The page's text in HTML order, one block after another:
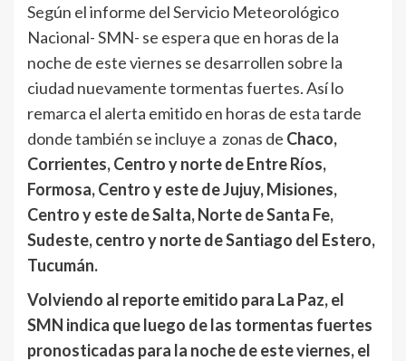
Según el informe del Servicio Meteorológico
Nacional- SMN- se espera que en horas de la
noche de este viernes se desarrollen sobre la
ciudad nuevamente tormentas fuertes. Así lo
remarca el alerta emitido en horas de esta tarde
donde también se incluye a zonas de Chaco,
Corrientes, Centro y norte de Entre Ríos,
Formosa, Centro y este de Jujuy, Misiones,
Centro y este de Salta, Norte de Santa Fe,
Sudeste, centro y norte de Santiago del Estero,
Tucumán.
Volviendo al reporte emitido para La Paz, el
SMN indica que luego de las tormentas fuertes
pronosticadas para la noche de este viernes, el